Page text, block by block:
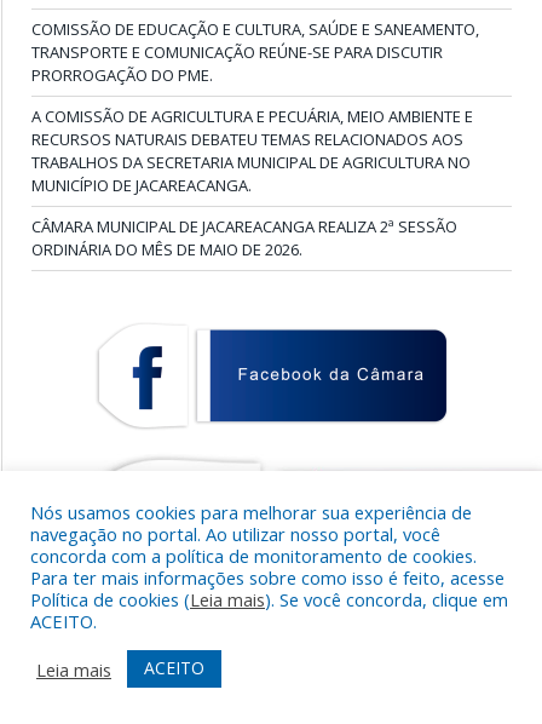
COMISSÃO DE EDUCAÇÃO E CULTURA, SAÚDE E SANEAMENTO,
TRANSPORTE E COMUNICAÇÃO REÚNE-SE PARA DISCUTIR
PRORROGAÇÃO DO PME.
A COMISSÃO DE AGRICULTURA E PECUÁRIA, MEIO AMBIENTE E
RECURSOS NATURAIS DEBATEU TEMAS RELACIONADOS AOS
TRABALHOS DA SECRETARIA MUNICIPAL DE AGRICULTURA NO
MUNICÍPIO DE JACAREACANGA.
CÂMARA MUNICIPAL DE JACAREACANGA REALIZA 2ª SESSÃO
ORDINÁRIA DO MÊS DE MAIO DE 2026.
Nós usamos cookies para melhorar sua experiência de
navegação no portal. Ao utilizar nosso portal, você
concorda com a política de monitoramento de cookies.
Para ter mais informações sobre como isso é feito, acesse
Política de cookies (Leia mais). Se você concorda, clique em
ACEITO.
Leia mais
ACEITO